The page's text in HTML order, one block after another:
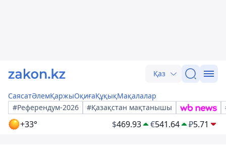
Қаз
СаясатӘлемҚаржыОқиғаҚұқықМақалалар
#Референдум-2026
#Қазақстан мақтанышы
+33° $469.93 €541.64 ₽5.71